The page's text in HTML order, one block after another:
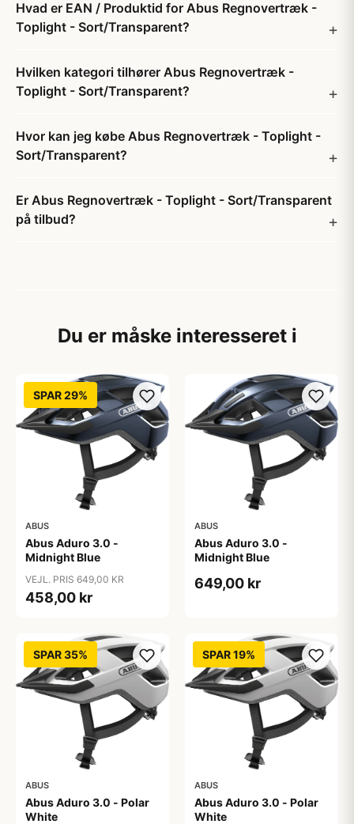
Hvad er EAN / Produktid for Abus Regnovertræk -
Toplight - Sort/Transparent?
Hvilken kategori tilhører Abus Regnovertræk -
Toplight - Sort/Transparent?
Hvor kan jeg købe Abus Regnovertræk - Toplight -
Sort/Transparent?
Er Abus Regnovertræk - Toplight - Sort/Transparent
på tilbud?
Du er måske interesseret i
SPAR 29%
ABUS
Abus Aduro 3.0 -
Midnight Blue
VEJL. PRIS 649,00 KR
458,00 kr
ABUS
Abus Aduro 3.0 -
Midnight Blue
649,00 kr
SPAR 35%
ABUS
Abus Aduro 3.0 - Polar
White
SPAR 19%
ABUS
Abus Aduro 3.0 - Polar
White